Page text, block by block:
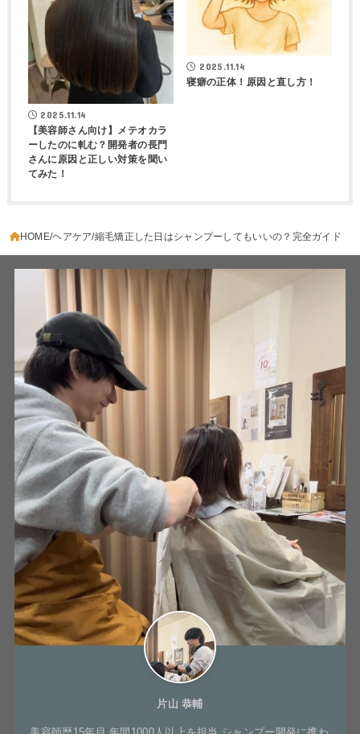
2025.11.14
【美容師さん向け】メテオカラ
ーしたのに軋む？開発者の長門
さんに原因と正しい対策を聞い
てみた！
2025.11.14
寝癖の正体！原因と直し方！
HOME ヘアケア 縮毛矯正した日はシャンプーしてもいいの？完全ガイド
片山 恭輔